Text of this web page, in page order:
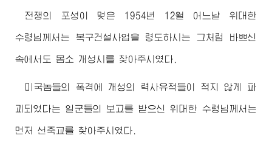
전쟁의 포성이 멎은 1954년 12월 어느날 위대한
수령님께서 는 복구건설사업을 령도하시는 그처럼 바쁘신
속에서도 몸소 개성시를 찾아주시였다.
미국놈들의 폭격에 개성의 력사유적들이 적지 않게 파
괴되였다는 일군들의 보고를 받으신위대한 수령님께서는
먼저 선죽교를 찾아주시였다.